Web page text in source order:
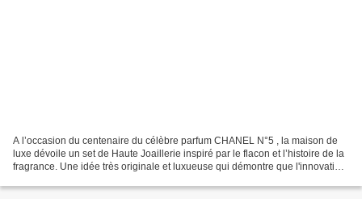
A l’occasion du centenaire du célèbre parfum CHANEL N°5 , la maison de
luxe dévoile un set de Haute Joaillerie inspiré par le flacon et l’histoire de la
fragrance. Une idée très originale et luxueuse qui démontre que l'innovation